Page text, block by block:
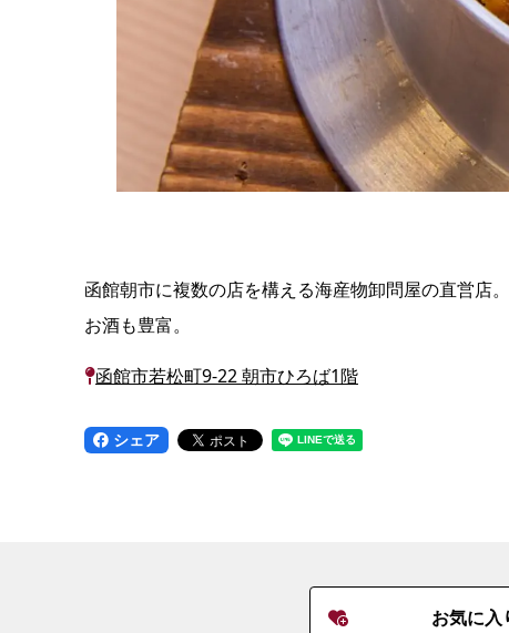
函館朝市に複数の店を構える海産物卸問屋の直営店
お酒も豊富。
函館市若松町9-22 朝市ひろば1階
シェア
お気に入